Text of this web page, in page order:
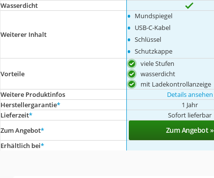
Wasserdicht
Weiterer Inhalt
• Mundspiegel
• USB-C-Kabel
• Schlüssel
• Schutzkappe
Vorteile
viele Stufen
wasserdicht
mit Ladekontrollanzeige
Weitere Produktinfos
Details ansehen
Herstellergarantie* 1 Jahr
Lieferzeit* Sofort lieferbar
Zum Angebot* Zum Angebot »
Erhältlich bei*